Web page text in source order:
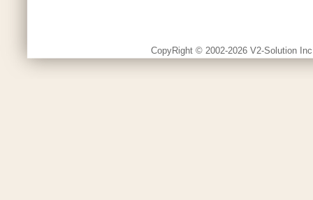
CopyRight © 2002-2026 V2-Solution